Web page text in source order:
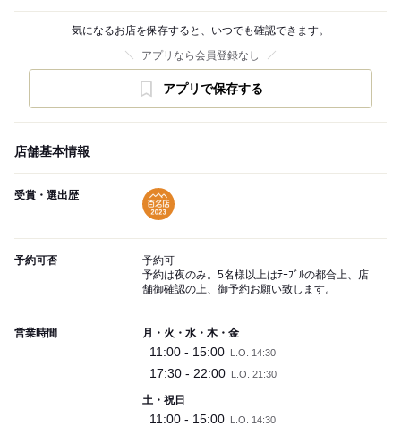
気になるお店を保存すると、いつでも確認できます。
アプリなら会員登録なし
アプリで保存する
店舗基本情報
受賞・選出歴
予約可否
予約可
予約は夜のみ。5名様以上はﾃｰﾌﾞﾙの都合上、店
舗御確認の上、御予約お願い致します。
営業時間 月・火・水・木・金
11:00 - 15:00 L.O. 14:30
17:30 - 22:00 L.O. 21:30
土・祝日
11:00 - 15:00 L.O. 14:30